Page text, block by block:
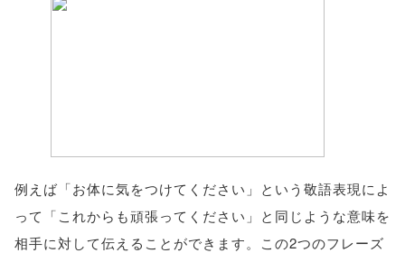
例えば「お体に気をつけてください」という敬語表現によ
って「これからも頑張ってください」と同じような意味を
相手に対して伝えることができます。この2つのフレーズ